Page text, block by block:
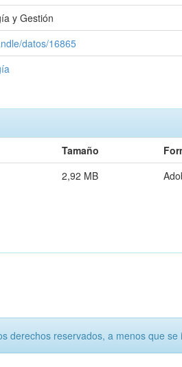
y Gestión
datos/16865
Tamaño
2,92 MB
derechos reservados, a menos que se